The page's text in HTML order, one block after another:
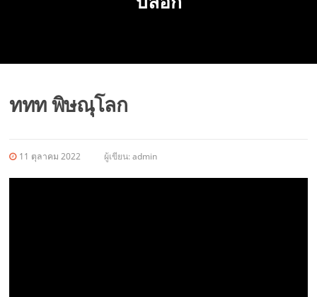
ททท พิษณุโลก
11 ตุลาคม 2022 ผู้เขียน:admin